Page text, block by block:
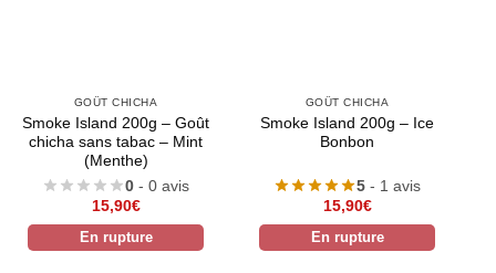
GOÛT CHICHA
Smoke Island 200g – Goût
chicha sans tabac – Mint
(Menthe)
0 - 0 avis
15,90€
En rupture
GOÛT CHICHA
Smoke Island 200g – Ice
Bonbon
5 - 1 avis
15,90€
En rupture